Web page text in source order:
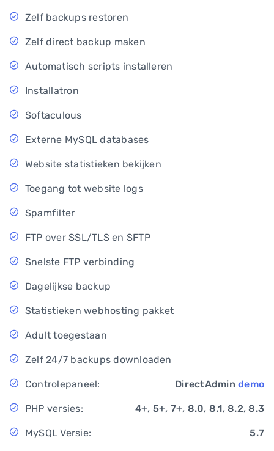
Zelf backups restoren
Zelf direct backup maken
Automatisch scripts installeren
Installatron
Softaculous
Externe MySQL databases
Website statistieken bekijken
Toegang tot website logs
Spamfilter
FTP over SSL/TLS en SFTP
Snelste FTP verbinding
Dagelijkse backup
Statistieken webhosting pakket
Adult toegestaan
Zelf 24/7 backups downloaden
Controlepaneel: DirectAdmindemo
PHP versies: 4+, 5+, 7+, 8.0, 8.1, 8.2, 8.3
MySQL Versie: 5.7